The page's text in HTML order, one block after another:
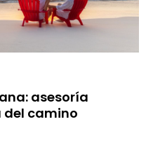
asesoría
del camino